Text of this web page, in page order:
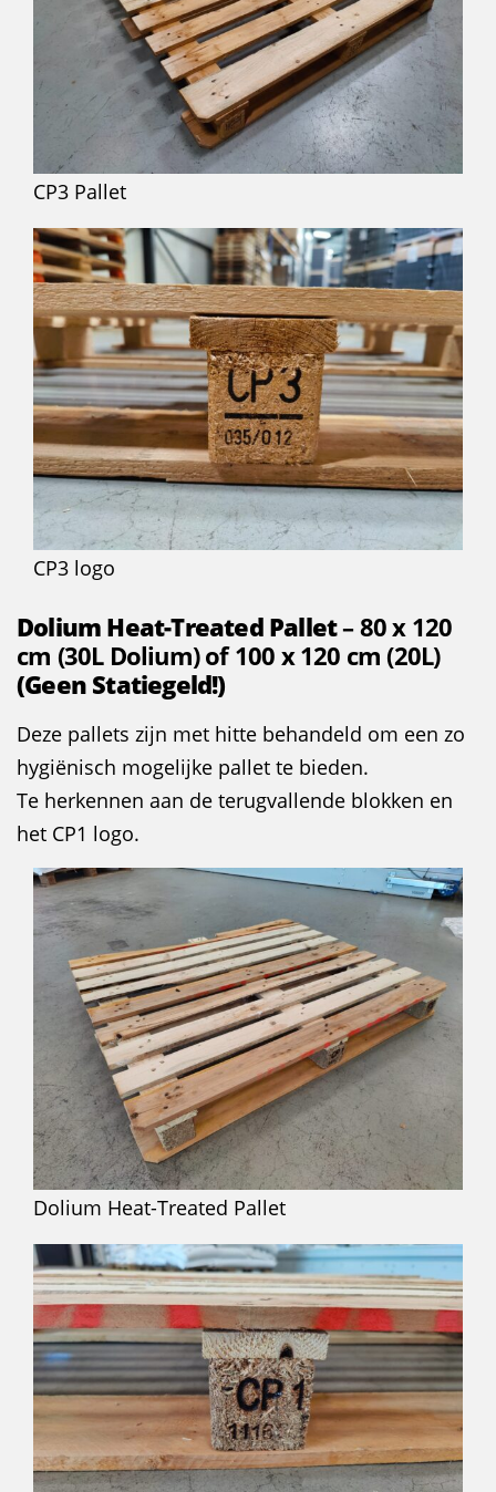
CP3 Pallet
CP3 logo
Dolium Heat-Treated Pallet– 80 x 120
cm (30L Dolium) of 100 x 120 cm (20L)
(Geen Statiegeld!)
Deze pallets zijn met hitte behandeld om een zo
hygiënisch mogelijke pallet te bieden.
Te herkennen aan de terugvallende blokken en
het CP1 logo.
Dolium Heat-Treated Pallet